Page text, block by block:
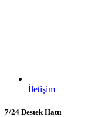
İletişim
7/24 Destek Hattı